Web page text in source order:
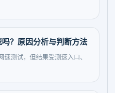
？原因分析与判断方法
测试，但结果受测速入口、